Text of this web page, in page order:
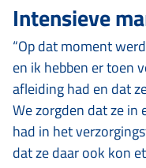
Intensieve
“Op dat moment
en ik hebben er toen
afleiding had en dat
We zorgden dat ze in
had in het
dat ze daar ook kon